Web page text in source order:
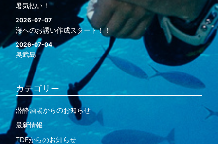
暑気払い！
2026-07-07
海へのお誘い作成スタート！！
2026-07-04
奥武島
カテゴリー
潜酔酒場からのお知らせ
最新情報
TDFからのお知らせ